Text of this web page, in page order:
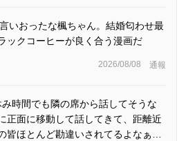
いおったな楓ちゃん。結婚匂わせ最
ックコーヒーが良く合う漫画だ
2026/08/08 通報
時間でも隣の席から話してそうな
正面に移動して話してきて、距離近
皆ほとんど勘違いされてるよなぁ…